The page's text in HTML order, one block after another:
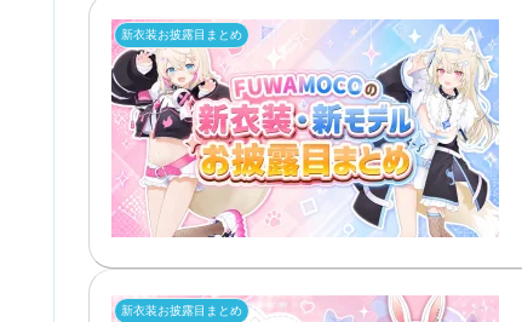
新衣装お披露目まとめ
新衣装お披露目まとめ